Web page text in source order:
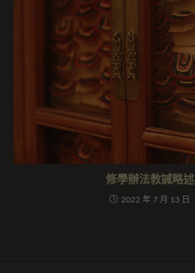
修學辦法教誡略述
2022 年 7 月 13 日